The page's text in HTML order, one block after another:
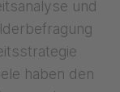
und
haben den